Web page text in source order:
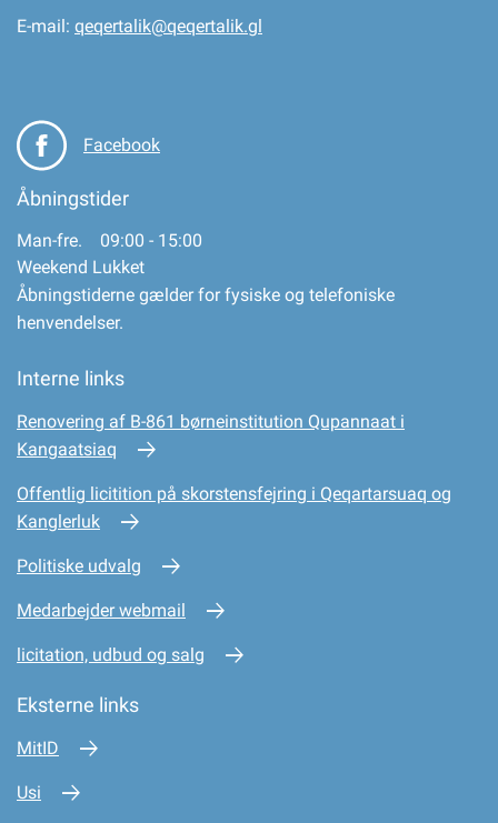
E-mail: qeqertalik@qeqertalik.gl
Facebook
Åbningstider
Man-fre. 09:00 - 15:00
Weekend Lukket
Åbningstiderne gælder for fysiske og telefoniske
henvendelser.
Interne links
Renovering af B-861 børneinstitution Qupannaat i
Kangaatsiaq
Offentlig licitition på skorstensfejring i Qeqartarsuaq og
Kanglerluk
Politiske udvalg
Medarbejder webmail
licitation, udbud og salg
Eksterne links
MitID
Usi